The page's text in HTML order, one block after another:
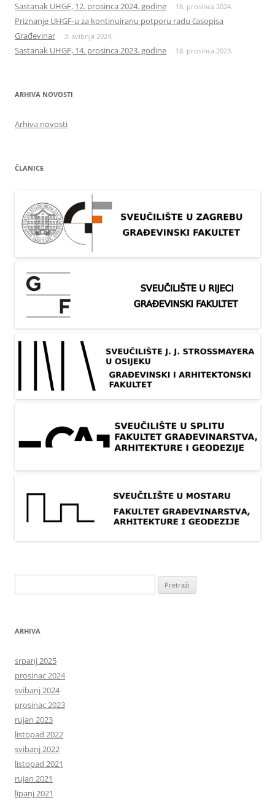
Sastanak UHGF, 12. prosinca 2024. godine 16. prosinca 2024.
Priznanje UHGF-u za kontinuiranu potporu radu časopisa
Građevinar
3. svibnja 2024.
Sastanak UHGF, 14. prosinca 2023. godine 18. prosinca 2023.
ARHIVA NOVOSTI
Arhiva novosti
ČLANICE
ARHIVA
srpanj 2025
prosinac 2024
svibanj 2024
prosinac 2023
rujan 2023
listopad 2022
svibanj 2022
listopad 2021
rujan 2021
lipanj 2021